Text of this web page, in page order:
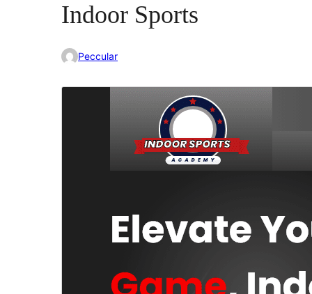
Indoor Sports
Peccular